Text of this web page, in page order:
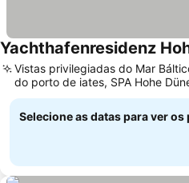
Yachthafenresidenz
Vistas privilegiadas do Mar
do porto de iates, SPA Hohe
amplo
Selecione as datas para ver os